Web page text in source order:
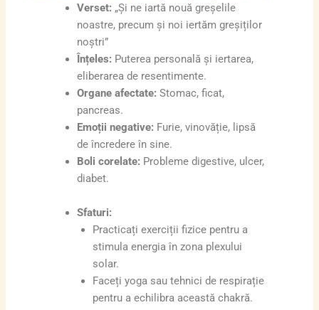
Verset: „Și ne iartă nouă greșelile
noastre, precum și noi iertăm greșiților
noștri”
Înțeles: Puterea personală și iertarea,
eliberarea de resentimente.
Organe afectate: Stomac, ficat,
pancreas.
Emoții negative: Furie, vinovăție, lipsă
de încredere în sine.
Boli corelate: Probleme digestive, ulcer,
diabet.
Sfaturi:
Practicați exerciții fizice pentru a
stimula energia în zona plexului
solar.
Faceți yoga sau tehnici de respirație
pentru a echilibra această chakră.